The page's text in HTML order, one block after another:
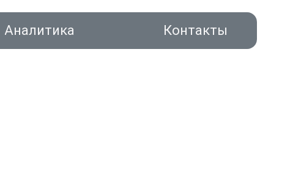
Контакты
Аналитика